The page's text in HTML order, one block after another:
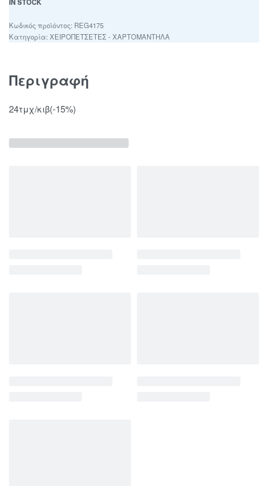
REG4175
Κατηγορία: ΧΕΙΡΟΠΕΤΣΕΤΕΣ - ΧΑΡΤΟΜΑΝΤΗΛΑ
Περιγραφή
24τμχ/κιβ(-15%)